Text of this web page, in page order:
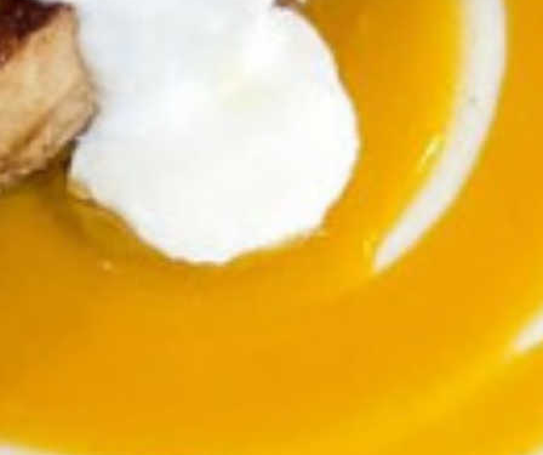
Frankfurt
Für alle Geschenk-Gutscheine gilt:
Geschmackvoll und maximal flexibel!
Einlösbar für alle 10.000 Partner und 3 Jahre gültig
Das ideale Geschenk für alle Anlässe